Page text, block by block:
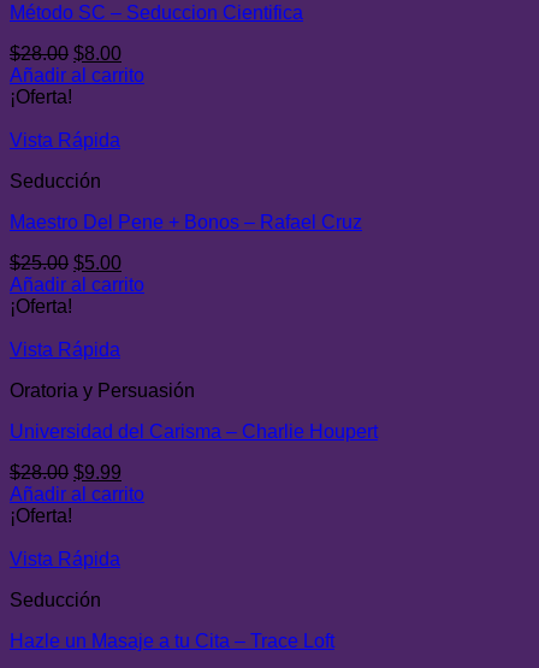
Método SC – Seduccion Cientifica
$28.00 El
precio
$28.00.
$8.00El
precio
Añadir al carrito
¡Oferta!
Vista Rápida
Seducción
Maestro Del Pene + Bonos – Rafael Cruz
$25.00 El
precio
$25.00.
$5.00El
precio
Añadir al carrito
¡Oferta!
Vista Rápida
Oratoria y Persuasión
Universidad del Carisma – Charlie Houpert
$28.00 El
precio
$28.00.
$9.99
precio
Añadir al carrito
¡Oferta!
Vista Rápida
Seducción
Hazle un Masaje a tu Cita – Trace Loft